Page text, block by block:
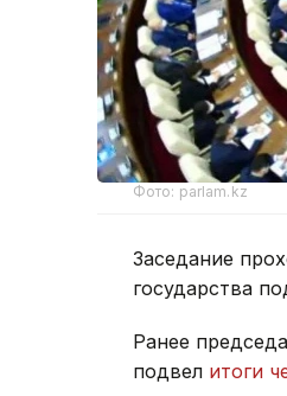
Фото: parlam.kz
Заседание
государства
Ранее
подвел итоги